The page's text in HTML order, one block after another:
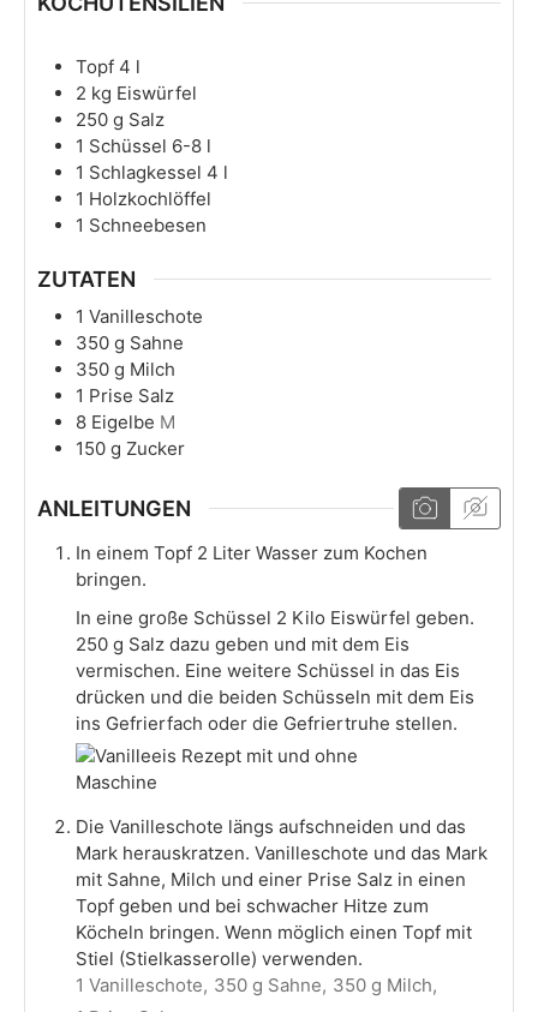
Topf 4 l
2 kg Eiswürfel
250 g Salz
1 Schüssel 6-8 l
1 Schlagkessel 4 l
1 Holzkochlöffel
1 Schneebesen
ZUTATEN
1 Vanilleschote
350 g Sahne
350 g Milch
1 Prise Salz
8 Eigelbe M
150 g Zucker
ANLEITUNGEN
In einem Topf 2 Liter Wasser zum Kochen
bringen.
In eine große Schüssel 2 Kilo Eiswürfel geben.
250 g Salz dazu geben und mit dem Eis
vermischen. Eine weitere Schüssel in das Eis
drücken und die beiden Schüsseln mit dem Eis
ins Gefrierfach oder die Gefriertruhe stellen.
Die Vanilleschote längs aufschneiden und das
Mark herauskratzen. Vanilleschote und das Mark
mit Sahne, Milch und einer Prise Salz in einen
Topf geben und bei schwacher Hitze zum
Köcheln bringen. Wenn möglich einen Topf mit
Stiel (Stielkasserolle) verwenden.
1 Vanilleschote, 350 g Sahne, 350 g Milch,